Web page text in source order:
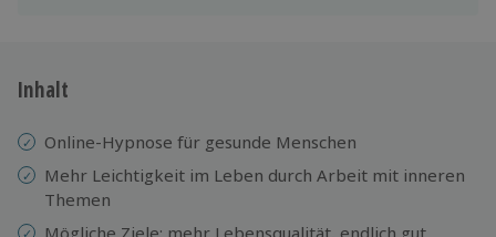
Inhalt
Online-Hypnose für gesunde Menschen
Mehr Leichtigkeit im Leben durch Arbeit mit inneren
Themen
Mögliche Ziele: mehr Lebensqualität, endlich gut